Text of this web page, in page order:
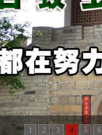
1 2 3 4 5 6